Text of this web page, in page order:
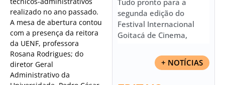
realizado no ano passado.
A mesa de abertura contou
com a presença da reitora
da UENF, professora
Rosana Rodrigues; do
diretor Geral
Administrativo da
Tudo pronto para a
segunda edição do
Festival Internacional
Goitacá de Cinema,
+ NOTÍCIAS